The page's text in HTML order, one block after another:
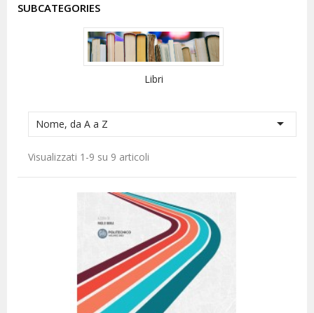
SUBCATEGORIES
Libri
Nome, da A a Z 
Visualizzati 1-9 su 9 articoli